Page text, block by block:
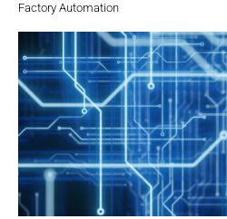
Factory Automation